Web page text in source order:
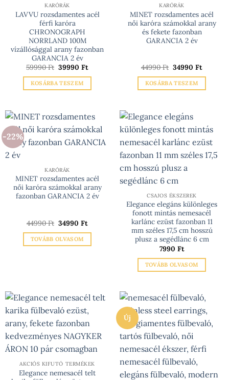
KARÓRÁK
LAVVU rozsdamentes acél
férfi karóra
CHRONOGRAPH
NORRLAND 100M
vízállósággal arany fazonban
GARANCIA 2 év
59990Ft Original
was:
59990 Ft.
39990FtCurrent
is:
KOSÁRBA TESZEM
KARÓRÁK
MINET rozsdamentes acél
női karóra számokkal arany
és fekete fazonban
GARANCIA 2 év
44990Ft Original
was:
44990 Ft.
34990FtCurrent
is:
KOSÁRBA TESZEM
-22%
KARÓRÁK
MINET rozsdamentes acél
női karóra számokkal arany
fazonban GARANCIA 2 év
44990Ft Original
price
was:
44990 Ft.
34990FtCurrent
is:
TOVÁBB OLVASOM
CSAJOS ÉKSZEREK
Elegance elegáns különleges
fonott mintás nemesacél
karlánc ezüst fazonban 11
mm széles 17,5 cm hosszú
plusz a segédlánc 6 cm
7990 Ft
TOVÁBB OLVASOM
AKCIÓS KIFUTÓ TERMÉKEK
Elegance nemesacél telt
Új